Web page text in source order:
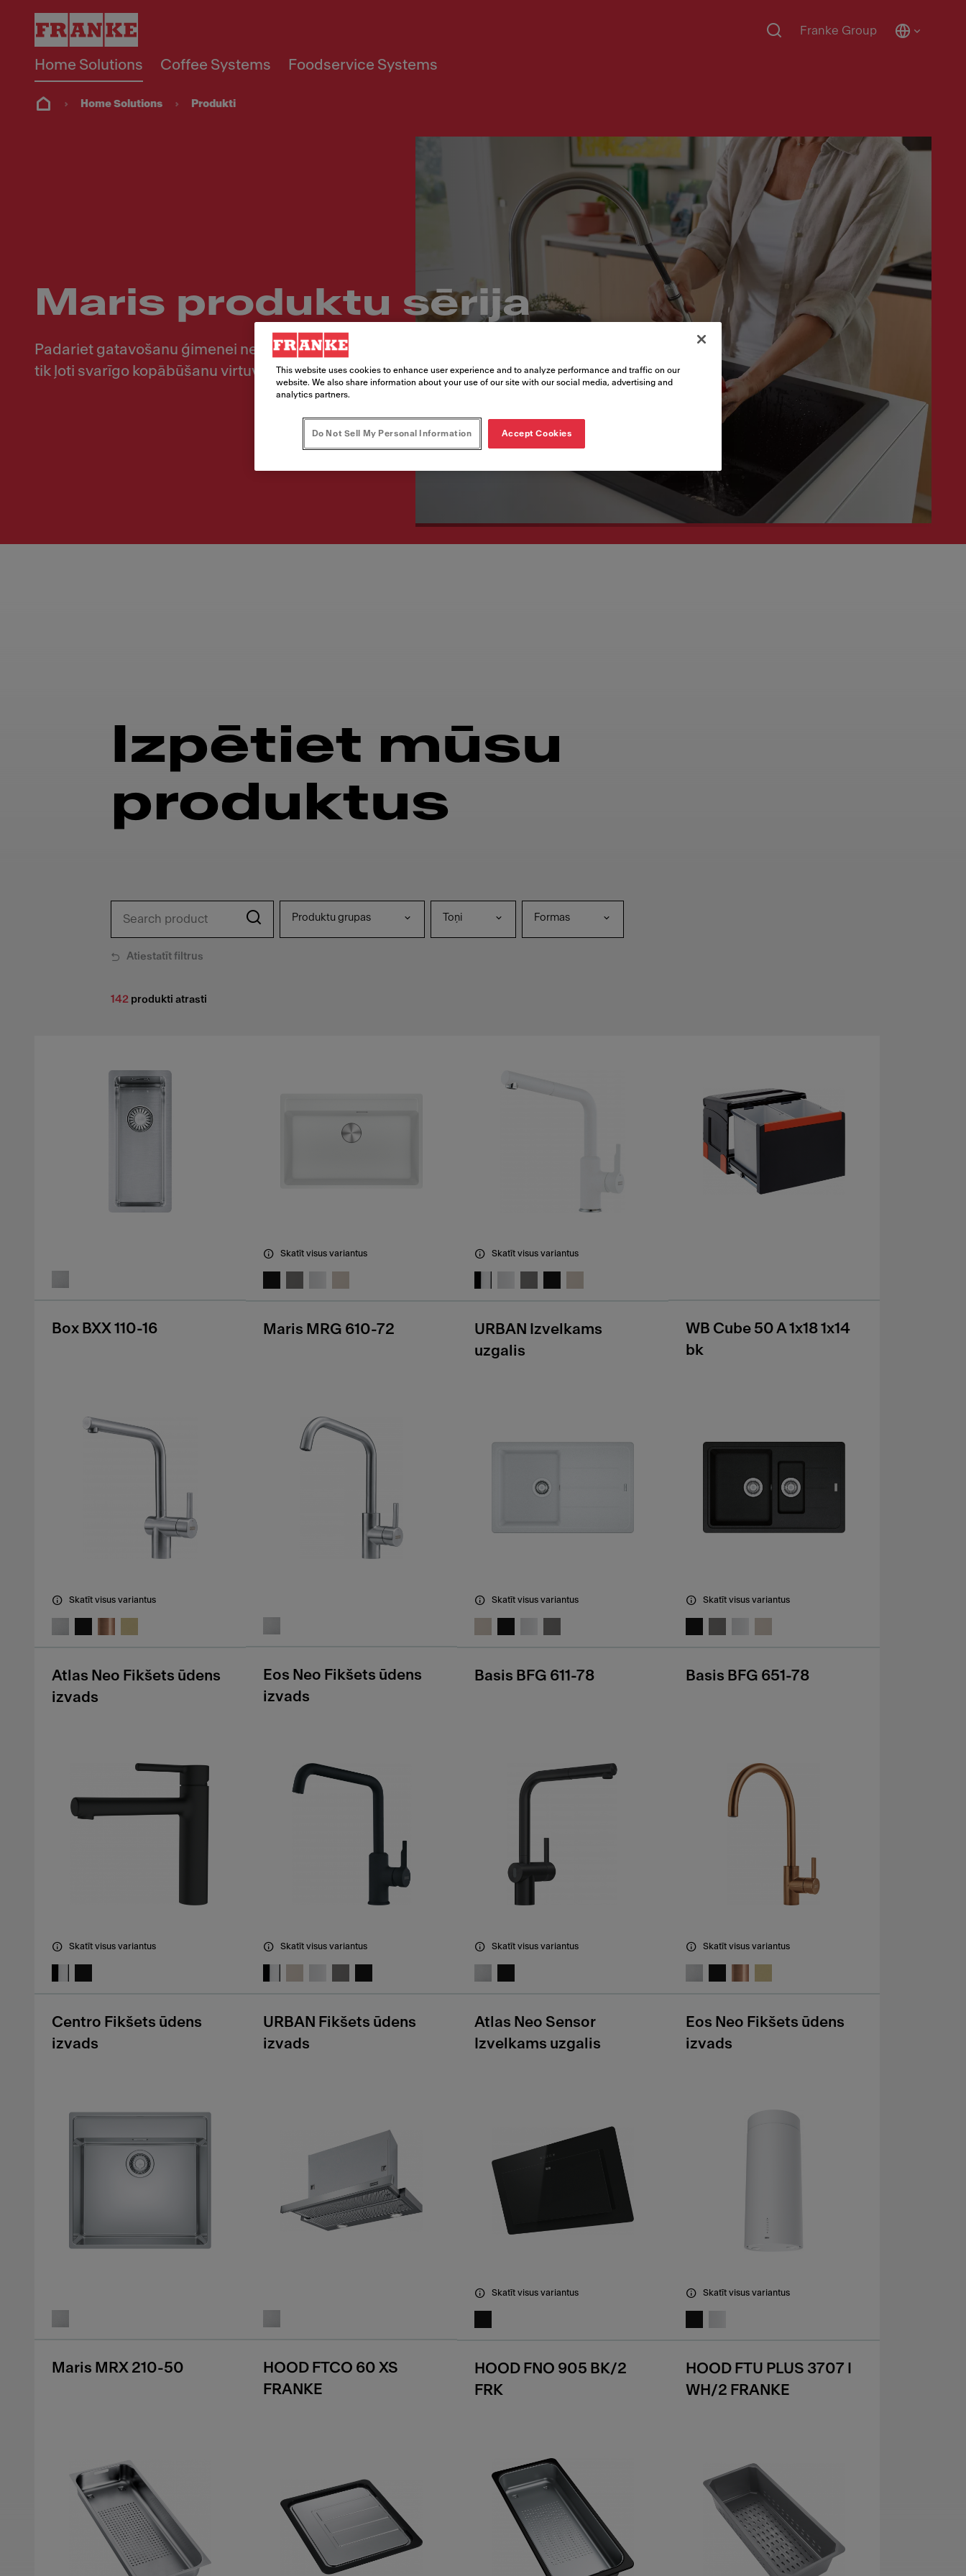
Home Solutions Coffee Systems Foodservice Systems
Franke Group
Home Solutions Produkti
Maris produktu sērija
Padariet gatavošanu ģimenei neticami vieglu! Pilnībā izbaudiet
tik ļoti svarīgo kopābūšanu virtuvē.
Izpētiet mūsu
produktus
Produktu grupas Toņi Formas
Atiestatīt filtrus
142 produkti atrasti
Box BXX 110-16
Skatīt visus variantus
Maris MRG 610-72
Skatīt visus variantus
URBAN Izvelkams
uzgalis
WB Cube 50 A 1x18 1x14
bk
Skatīt visus variantus
Atlas Neo Fikšets ūdens
izvads
Eos Neo Fikšets ūdens
izvads
Skatīt visus variantus
Basis BFG 611-78
Skatīt visus variantus
Basis BFG 651-78
Skatīt visus variantus
Centro Fikšets ūdens
izvads
Skatīt visus variantus
URBAN Fikšets ūdens
izvads
Skatīt visus variantus
Atlas Neo Sensor
Izvelkams uzgalis
Skatīt visus variantus
Eos Neo Fikšets ūdens
izvads
Maris MRX 210-50
HOOD FTCO 60 XS
FRANKE
Skatīt visus variantus
HOOD FNO 905 BK/2
FRK
Skatīt visus variantus
HOOD FTU PLUS 3707 I
WH/2 FRANKE
This website uses cookies to enhance user experience and to analyze performance and traffic on our
website. We also share information about your use of our site with our social media, advertising and
analytics partners.
Do Not Sell My Personal Information Accept Cookies